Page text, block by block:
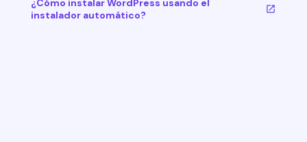
¿Cómo instalar WordPress usando el
instalador automático?